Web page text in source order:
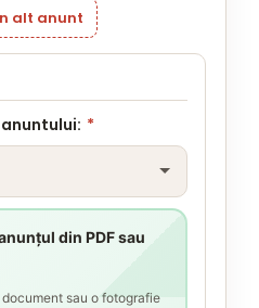
alt anunt
*
din PDF sau
sau o fotografie